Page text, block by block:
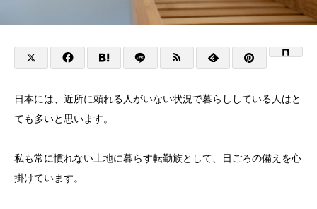
日本には、近所に頼れる人がいない状況で暮らししている人はと
ても多いと思います。
私も常に慣れない土地に暮らす転勤族として、日ごろの備えを心
掛けています。